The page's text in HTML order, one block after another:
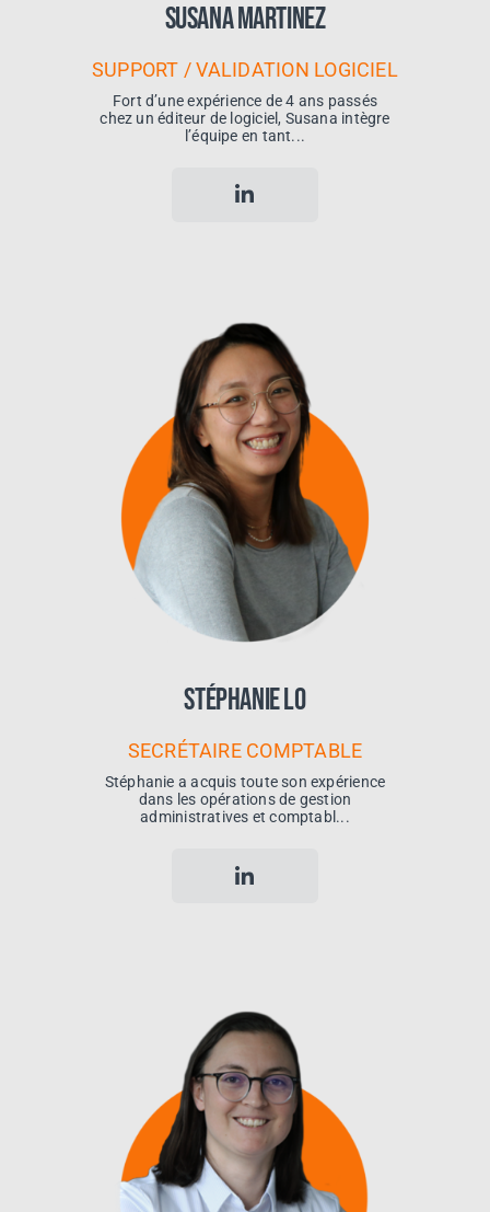
Susana Martinez
SUPPORT / VALIDATION LOGICIEL
Fort d’une expérience de 4 ans passés
chez un éditeur de logiciel, Susana intègre
l’équipe en tant...
Stéphanie Lo
SECRÉTAIRE COMPTABLE
Stéphanie a acquis toute son expérience
dans les opérations de gestion
administratives et comptabl...